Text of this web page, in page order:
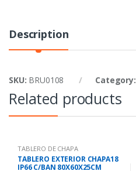
Description
SKU: BRU0108 Category:
Related products
TABLERO DE CHAPA
TABLERO EXTERIOR CHAPA18
IP66 C/BAN 80X60X25CM